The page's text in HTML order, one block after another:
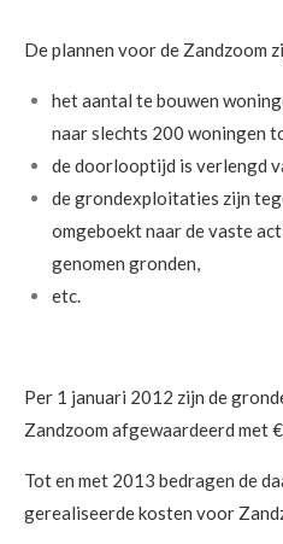
De plannen voor de Zandzoom
het aantal te bouwen
naar slechts 200 woningen
de doorlooptijd is verlengd
de grondexploitaties zijn
omgeboekt naar de vaste
genomen gronden,
etc.
Per 1 januari 2012 zijn de
Zandzoom afgewaardeerd met
Tot en met 2013 bedragen de
gerealiseerde kosten voor